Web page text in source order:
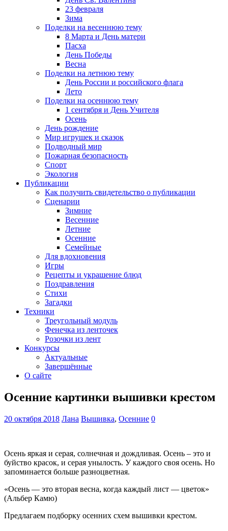
23 февраля
Зима
Поделки на весеннюю тему
8 Марта и День матери
Пасха
День Победы
Весна
Поделки на летнюю тему
День России и российского флага
Лето
Поделки на осеннюю тему
1 сентября и День Учителя
Осень
День рождение
Мир игрушек и сказок
Подводный мир
Пожарная безопасность
Спорт
Экология
Публикации
Как получить свидетельство о публикации
Сценарии
Зимние
Весенние
Летние
Осенние
Семейные
Для вдохновения
Игры
Рецепты и украшение блюд
Поздравления
Стихи
Загадки
Техники
Треугольный модуль
Фенечка из ленточек
Розочки из лент
Конкурсы
Актуальные
Завершённые
О сайте
Осенние картинки вышивки крестом
20 октября 2018 Лана Вышивка, Осенние 0
Осень яркая и серая, солнечная и дождливая. Осень – это и
буйство красок, и серая унылость. У каждого своя осень. Но
запоминается больше разноцветная.
«Осень — это вторая весна, когда каждый лист — цветок»
(Альбер Камю)
Предлагаем подборку осенних схем вышивки крестом.